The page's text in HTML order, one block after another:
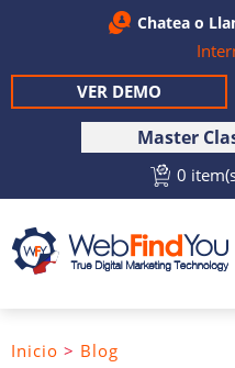
Chatea o
Master
0
VER DEMO
Inicio > Blog